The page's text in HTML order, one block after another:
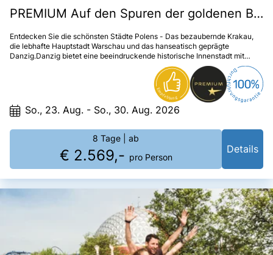
PREMIUM Auf den Spuren der goldenen Bernsteinstraße
Entdecken Sie die schönsten Städte Polens - Das bezaubernde Krakau,
die lebhafte Hauptstadt Warschau und das hanseatisch geprägte
Danzig.Danzig bietet eine beeindruckende historische Innenstadt mit
Kirchen, Stadttoren, wunderschönen Häusern am Langen Markt oder in
der Mariengasse zwischen Frauentor und Marienkirche und am Hafen, wo
sich auch das berühmte Krantor an der Motlawa befindet. Warschau, die
pulsierende Hauptstadt des Landes, liegt am Weichselufer. Hier kann man
durch malerische Gassen schlendern. Moderner gibt sich die Stadt in den
Straßenzügen rund um den mächtigen Kulturpalast aus Ostblockzeiten.
findet man Parks und prächtige historische Paläste.Krakau, die alte
Königsstadt am Oberlauf der Weichsel besteht im Grunde aus zwei
Städten. Die mittelalterliche Altstadt mit dem zentralen Hauptmarkt, wo
sich die Tuchhallen, die Marienkirche, andere Sehenswürdigkeiten
Stadt befindet das Salzbergwerk von Wieliczka oder das Hochgebirge
So., 23. Aug. - So., 30. Aug. 2026
8 Tage | ab
€ 2.569,- pro Person
Details